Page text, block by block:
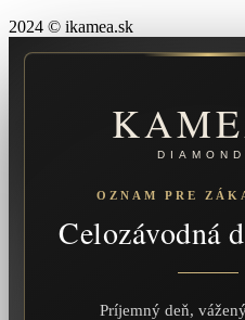
2024 © ikamea.sk
OZNAM PRE
Celozávodná
Príjemný deň,